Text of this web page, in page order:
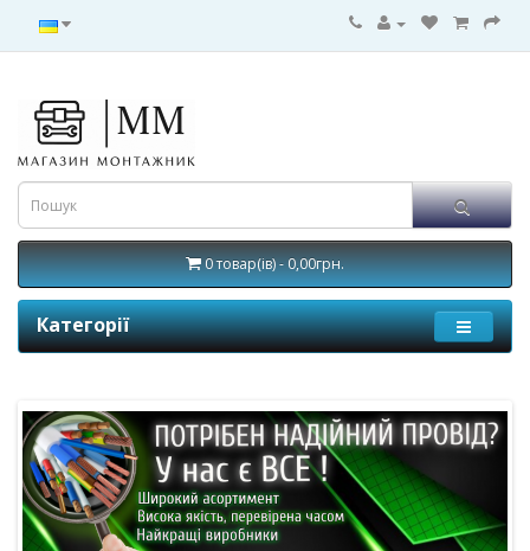
0 товар(ів) - 0,00грн.
Категорії